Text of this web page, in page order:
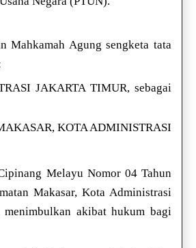
Mahkamah Agung sengketa tata
JAKARTA TIMUR, sebagai
KOTA ADMINISTRASI
Melayu Nomor 04 Tahun
Makasar, Kota Administrasi
akibat hukum bagi